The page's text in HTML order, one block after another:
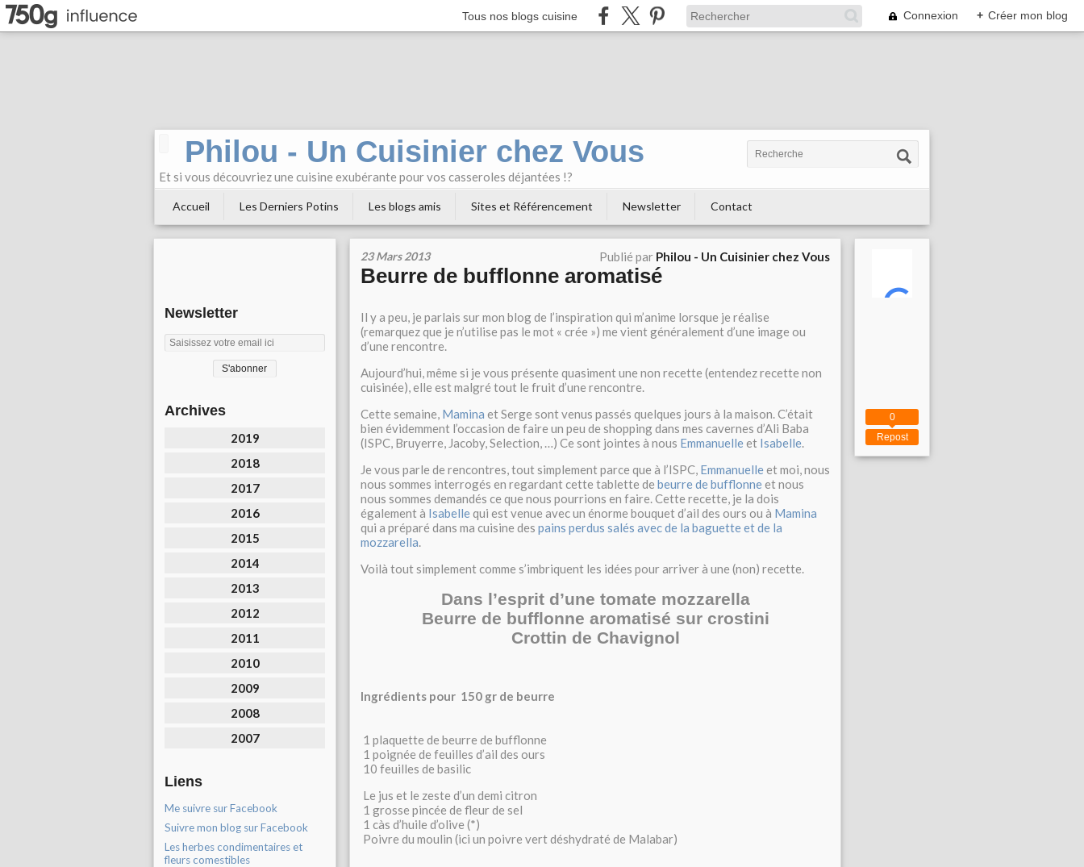
Tous nos blogs cuisine Connexion + Créer mon blog
Philou - Un Cuisinier chez Vous
Et si vous découvriez une cuisine exubérante pour vos casseroles déjantées !?
Accueil Les Derniers Potins Les blogs amis Sites et Référencement Newsletter Contact
Newsletter
Archives
2019
2018
2017
2016
2015
2014
2013
2012
2011
2010
2009
2008
2007
Liens
Me suivre sur Facebook
Suivre mon blog sur Facebook
Les herbes condimentaires et
fleurs comestibles
23 Mars 2013 Publié par Philou - Un Cuisinier chez Vous
Beurre de bufflonne aromatisé
Il y a peu, je parlais sur mon blog de l’inspiration qui m’anime lorsque je réalise
(remarquez que je n’utilise pas le mot « crée ») me vient généralement d’une image ou
d’une rencontre.
Aujourd’hui, même si je vous présente quasiment une non recette (entendez recette non
cuisinée), elle est malgré tout le fruit d’une rencontre.
Cette semaine, Mamina et Serge sont venus passés quelques jours à la maison. C’était
bien évidemment l’occasion de faire un peu de shopping dans mes cavernes d’Ali Baba
(ISPC, Bruyerre, Jacoby, Selection, …) Ce sont jointes à nous Emmanuelleet Isabelle.
Je vous parle de rencontres, tout simplement parce que à l’ISPC, Emmanuelleet moi, nous
nous sommes interrogés en regardant cette tablette de beurre de bufflonneet nous
nous sommes demandés ce que nous pourrions en faire. Cette recette, je la dois
également à Isabellequi est venue avec un énorme bouquet d’ail des ours ou à Mamina
qui a préparé dans ma cuisine des pains perdus salés avec de la baguette et de la
mozzarella.
Voilà tout simplement comme s’imbriquent les idées pour arriver à une (non) recette.
Dans l’esprit d’une tomate mozzarella
Beurre de bufflonne aromatisé sur crostini
Crottin de Chavignol
Ingrédients pour 150 gr de beurre
1 plaquette de beurre de bufflonne
1 poignée de feuilles d’ail des ours
10 feuilles de basilic
Le jus et le zeste d’un demi citron
1 grosse pincée de fleur de sel
1 càs d’huile d’olive (*)
Poivre du moulin (ici un poivre vert déshydraté de Malabar)
Repost
0